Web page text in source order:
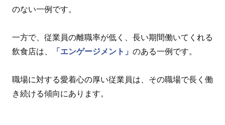
のない一例です。
一方で、従業員の離職率が低く、長い期間働いてくれる
飲食店は、
「エンゲージメント」 のある一例です。
職場に対する愛着心の厚い従業員は、その職場で長く働
き続ける傾向にあります。